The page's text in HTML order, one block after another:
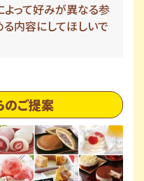
よって好みが異なる参
内容にしてほしいで
のご提案